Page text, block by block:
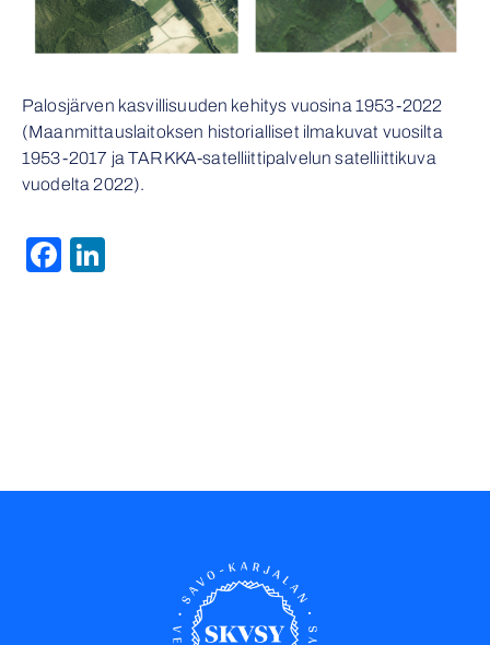
Palosjärven kasvillisuuden kehitys vuosina 1953-2022
(Maanmittauslaitoksen historialliset ilmakuvat vuosilta
1953-2017 ja TARKKA-satelliittipalvelun satelliittikuva
vuodelta 2022).
Facebook